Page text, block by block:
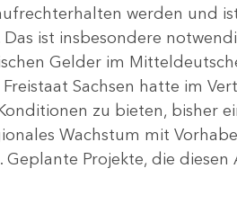
werden und
ist insbesondere
Gelder im
Sachsen hatte im
zu bieten, bisher
Wachstum mit
Projekte, die